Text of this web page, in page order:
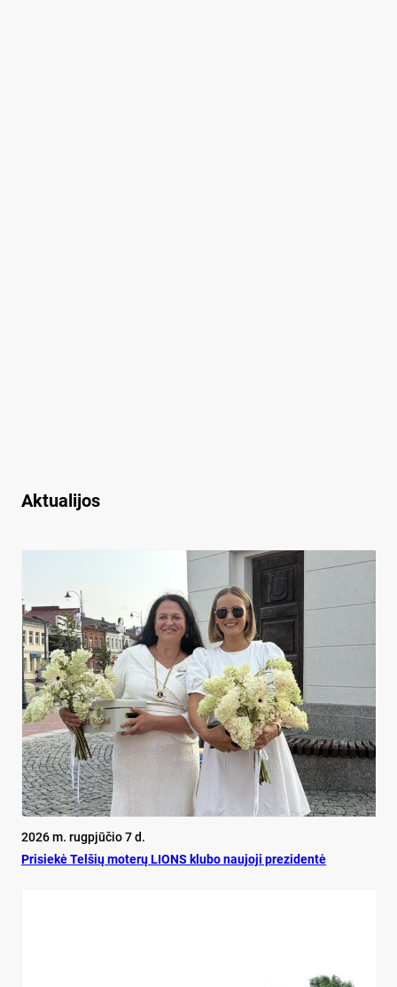
Aktualijos
2026 m. rugpjūčio 7 d.
Pri­siekė Tel­šių mo­terų LIONS klu­bo nau­jo­ji pre­zi­dentė